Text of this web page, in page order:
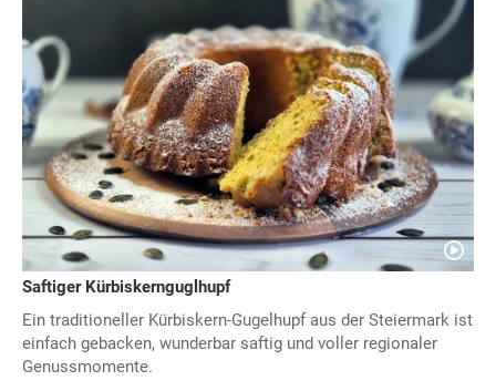
Saftiger Kürbiskernguglhupf
Ein traditioneller Kürbiskern-Gugelhupf aus der Steiermark ist
einfach gebacken, wunderbar saftig und voller regionaler
Genussmomente.